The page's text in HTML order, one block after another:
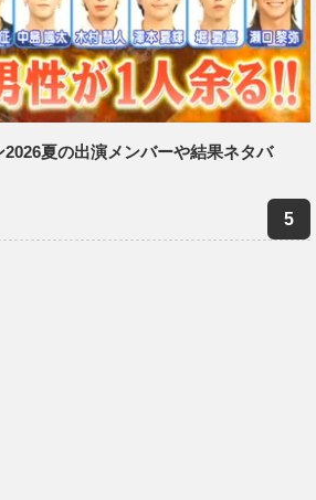
夏の出演メンバーや結果ネタバ